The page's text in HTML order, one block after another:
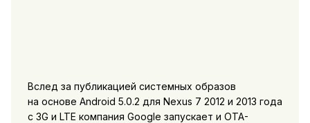
Вслед за публикацией системных образов
на основе Android 5.0.2 для Nexus 7 2012 и 2013 года
с 3G и LTE компания Google запускает и OTA-